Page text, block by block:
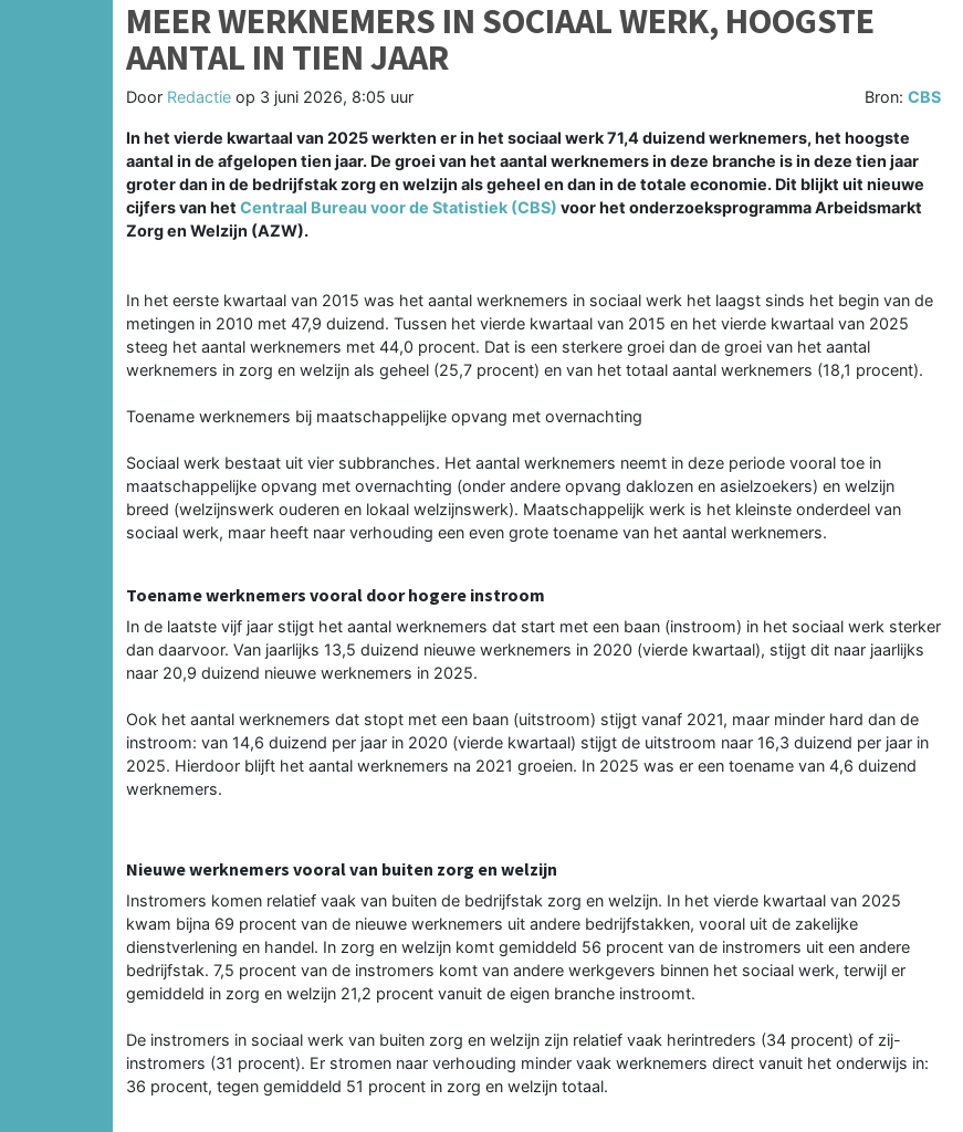
MEER WERKNEMERS IN SOCIAAL WERK, HOOGSTE
AANTAL IN TIEN JAAR
Door Redactie op 3 juni 2026, 8:05 uur Bron:CBS
In het vierde kwartaal van 2025 werkten er in het sociaal werk 71,4 duizend werknemers, het hoogste
aantal in de afgelopen tien jaar. De groei van het aantal werknemers in deze branche is in deze tien jaar
groter dan in de bedrijfstak zorg en welzijn als geheel en dan in de totale economie. Dit blijkt uit nieuwe
cijfers van het Centraal Bureau voor de Statistiek (CBS) voor het onderzoeksprogramma Arbeidsmarkt
Zorg en Welzijn (AZW).
In het eerste kwartaal van 2015 was het aantal werknemers in sociaal werk het laagst sinds het begin van de
metingen in 2010 met 47,9 duizend. Tussen het vierde kwartaal van 2015 en het vierde kwartaal van 2025
steeg het aantal werknemers met 44,0 procent. Dat is een sterkere groei dan de groei van het aantal
werknemers in zorg en welzijn als geheel (25,7 procent) en van het totaal aantal werknemers (18,1 procent).
Toename werknemers bij maatschappelijke opvang met overnachting
Sociaal werk bestaat uit vier subbranches. Het aantal werknemers neemt in deze periode vooral toe in
maatschappelijke opvang met overnachting (onder andere opvang daklozen en asielzoekers) en welzijn
breed (welzijnswerk ouderen en lokaal welzijnswerk). Maatschappelijk werk is het kleinste onderdeel van
sociaal werk, maar heeft naar verhouding een even grote toename van het aantal werknemers.
Toename werknemers vooral door hogere instroom
In de laatste vijf jaar stijgt het aantal werknemers dat start met een baan (instroom) in het sociaal werk sterker
dan daarvoor. Van jaarlijks 13,5 duizend nieuwe werknemers in 2020 (vierde kwartaal), stijgt dit naar jaarlijks
naar 20,9 duizend nieuwe werknemers in 2025.
Ook het aantal werknemers dat stopt met een baan (uitstroom) stijgt vanaf 2021, maar minder hard dan de
instroom: van 14,6 duizend per jaar in 2020 (vierde kwartaal) stijgt de uitstroom naar 16,3 duizend per jaar in
2025. Hierdoor blijft het aantal werknemers na 2021 groeien. In 2025 was er een toename van 4,6 duizend
werknemers.
Nieuwe werknemers vooral van buiten zorg en welzijn
Instromers komen relatief vaak van buiten de bedrijfstak zorg en welzijn. In het vierde kwartaal van 2025
kwam bijna 69 procent van de nieuwe werknemers uit andere bedrijfstakken, vooral uit de zakelijke
dienstverlening en handel. In zorg en welzijn komt gemiddeld 56 procent van de instromers uit een andere
bedrijfstak. 7,5 procent van de instromers komt van andere werkgevers binnen het sociaal werk, terwijl er
gemiddeld in zorg en welzijn 21,2 procent vanuit de eigen branche instroomt.
De instromers in sociaal werk van buiten zorg en welzijn zijn relatief vaak herintreders (34 procent) of zij-
instromers (31 procent). Er stromen naar verhouding minder vaak werknemers direct vanuit het onderwijs in:
36 procent, tegen gemiddeld 51 procent in zorg en welzijn totaal.